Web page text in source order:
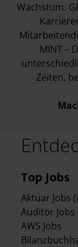
Wachstum.
MINT –
Zeiten,
Top Jobs
Aktuar Jobs
Auditor
AWS Jobs